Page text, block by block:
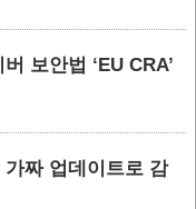
보안법 ‘EU CRA’
짜 업데이트로 감